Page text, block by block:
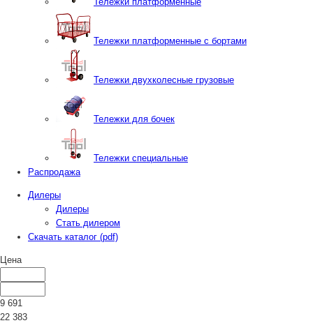
Тележки платформенные с бортами
Тележки двухколесные грузовые
Тележки для бочек
Тележки специальные
Распродажа
Дилеры
Дилеры
Стать дилером
Скачать каталог (pdf)
Цена
9 691
22 383